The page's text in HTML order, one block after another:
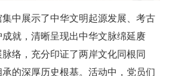
集中展示了中华文明起源发展、考古
就，清晰呈现出中华文脉绵延赓
络，充分印证了两岸文化同根同
的深厚历史根基。活动中，党员们